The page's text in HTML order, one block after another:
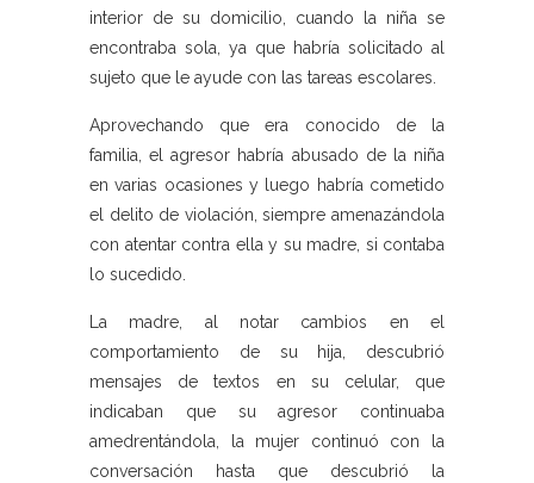
interior de su domicilio, cuando la niña se
encontraba sola, ya que habría solicitado al
sujeto que le ayude con las tareas escolares.
Aprovechando que era conocido de la
familia, el agresor habría abusado de la niña
en varias ocasiones y luego habría cometido
el delito de violación, siempre amenazándola
con atentar contra ella y su madre, si contaba
lo sucedido.
La madre, al notar cambios en el
comportamiento de su hija, descubrió
mensajes de textos en su celular, que
indicaban que su agresor continuaba
amedrentándola, la mujer continuó con la
conversación hasta que descubrió la